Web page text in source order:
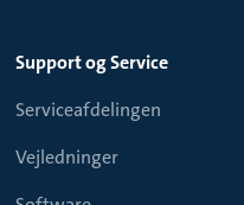
Support og Service
Serviceafdelingen
Vejledninger